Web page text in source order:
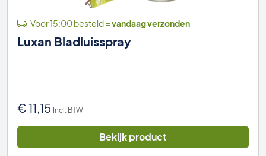
Voor 15:00 besteld =vandaag verzonden
Luxan Bladluisspray
€11,15 Incl. BTW
Bekijk product